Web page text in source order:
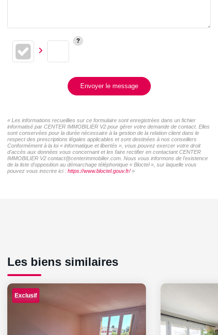
Envoyer le message
« Les informations recueillies sur ce formulaire sont enregistrées dans un fichier
informatisé par CENTER IMMOBILIER V2 pour gérer votre demande de contact. Elles
sont conservées pour la durée nécessaire à la gestion de la relation client dans le
respect des prescriptions légales applicables et sont destinées à nos conseillers
Conformément à la loi « informatique et libertés », vous pouvez exercer votre droit
d'accès aux données vous concernant et les faire rectifier en contactant CENTER
IMMOBILIER V2 contact@centerimmobilier.com. Nous vous informons de l'existence
de la liste d'opposition au démarchage téléphonique « Bloctel », sur laquelle vous
pouvez vous inscrire ici : https://www.bloctel.gouv.fr/»
Les biens similaires
Exclusif